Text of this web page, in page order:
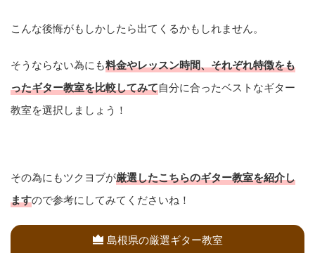
こんな後悔がもしかしたら出てくるかもしれません。
そうならない為にも料金やレッスン時間、それぞれ特徴をも
ったギター教室を比較してみて自分に合ったベストなギター
教室を選択しましょう！
その為にもツクヨブが厳選したこちらのギター教室を紹介し
ますので参考にしてみてくださいね！
島根県の厳選ギター教室